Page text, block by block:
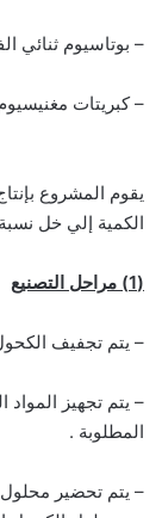
– بوتاسيوم ثنائي
– كبريتات مغنيسيوم متبلرة(7جزيئات
الكمية إلي خل نسبة تركيزه 10% أو خل
(1) مراحل التصنيع
– يتم تجفيف الكحول بالماء
– يتم تجهيز المواد
المطلوبة .